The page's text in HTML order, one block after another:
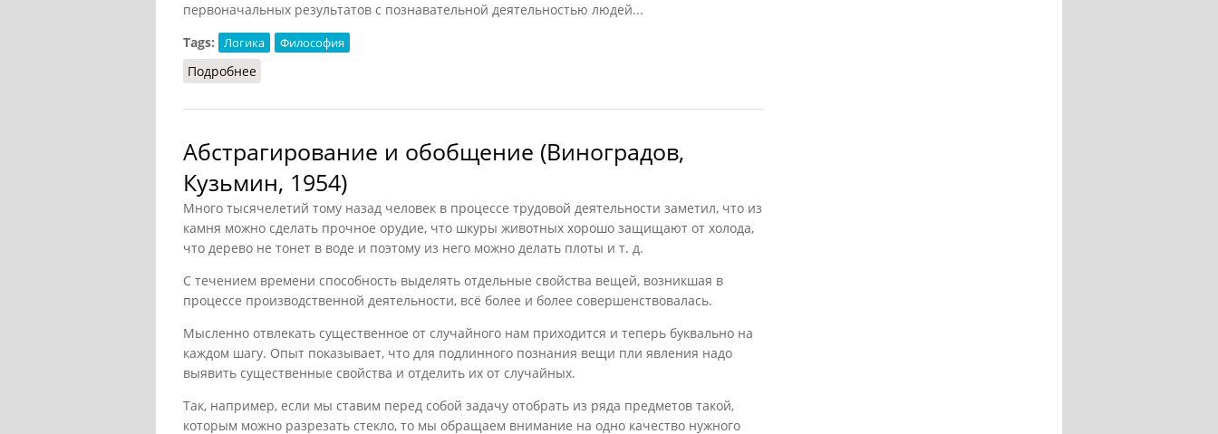
первоначальных результатов с познавательной деятельностью людей...
Tags:
Логика Философия
Подробнее
Абстрагирование и обобщение (Виноградов,
Кузьмин, 1954)
Много тысячелетий тому назад человек в процессе трудовой деятельности заметил, что из
камня можно сделать прочное орудие, что шкуры животных хорошо защищают от холода,
что дерево не тонет в воде и поэтому из него можно делать плоты и т. д.
С течением времени способность выделять отдельные свойства вещей, возникшая в
процессе производственной деятельности, всё более и более совершенствовалась.
Мысленно отвлекать существенное от случайного нам приходится и теперь буквально на
каждом шагу. Опыт показывает, что для подлинного познания вещи пли явления надо
выявить существенные свойства и отделить их от случайных.
Так, например, если мы ставим перед собой задачу отобрать из ряда предметов такой,
которым можно разрезать стекло, то мы обращаем внимание на одно качество нужного